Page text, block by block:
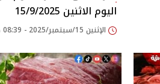
اليوم الاثنين 15/9/2025
الإثنين 15/سبتمبر/2025 - 08:39 ص